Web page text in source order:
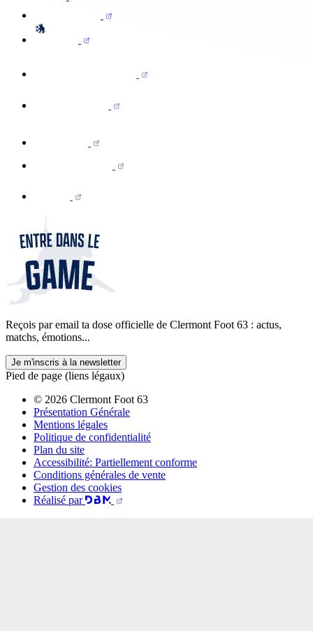
Reçois par email ta dose officielle de Clermont Foot 63 : actus,
matchs, émotions...
Je m'inscris à la newsletter
Pied de page (liens légaux)
© 2026 Clermont Foot 63
Présentation Générale
Mentions légales
Politique de confidentialité
Plan du site
Accessibilité: Partiellement conforme
Conditions générales de vente
Gestion des cookies
Réalisé par